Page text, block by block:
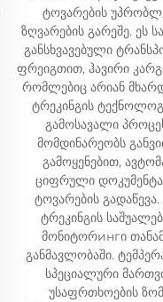
ტოვარების
ზღვარების გარეშე. ეს
განსხვავებული
ფრეიგთით, ჰავირი
რომლებიც არიან
ტრეკინგის
გამოსავალი
მომდინარეობს
გამოყენებით,
ციფრული
ტოვარების
ტრეკინგის
მონიტორингი
განმავლობაში.
სპეციალური
უსაფრთხოების